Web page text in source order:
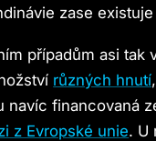
zase
případům asi tak
různých hnutí
navíc financovaná
z Evropské unie. U